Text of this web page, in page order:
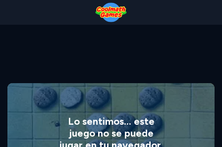
Lo sentimos... este
juego no se puede